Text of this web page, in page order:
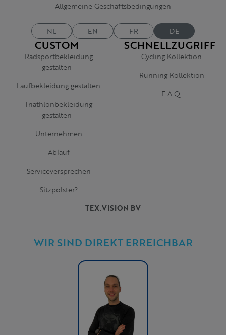
TEX.VISION BV
WIR SIND DIREKT ERREICHBAR
CUSTOM
Radsportbekleidung
gestalten
Laufbekleidung gestalten
Triathlonbekleidung
gestalten
Unternehmen
Ablauf
Serviceversprechen
Sitzpolster?
SCHNELLZUGRIFF
Cycling Kollektion
Running Kollektion
F.A.Q.
Allgemeine Geschäftsbedingungen
NL EN FR DE